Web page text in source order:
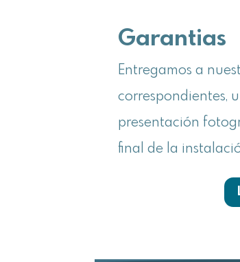
Garantias
Entregamos a
correspondientes,
presentación
final de la